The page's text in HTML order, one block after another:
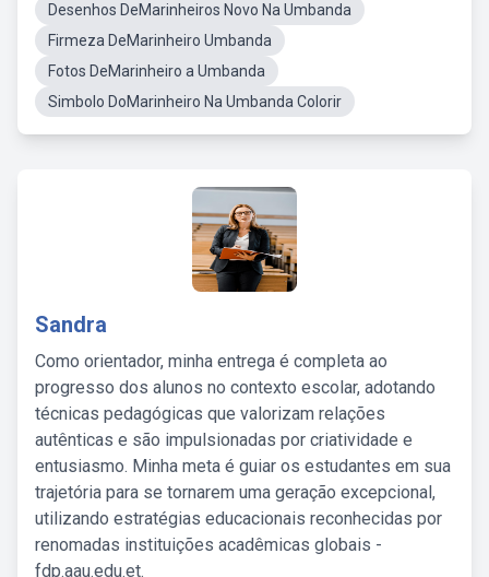
Desenhos DeMarinheiros Novo Na Umbanda
Firmeza DeMarinheiro Umbanda
Fotos DeMarinheiro a Umbanda
Simbolo DoMarinheiro Na Umbanda Colorir
Sandra
Como orientador, minha entrega é completa ao
progresso dos alunos no contexto escolar, adotando
técnicas pedagógicas que valorizam relações
autênticas e são impulsionadas por criatividade e
entusiasmo. Minha meta é guiar os estudantes em sua
trajetória para se tornarem uma geração excepcional,
utilizando estratégias educacionais reconhecidas por
renomadas instituições acadêmicas globais -
fdp.aau.edu.et.